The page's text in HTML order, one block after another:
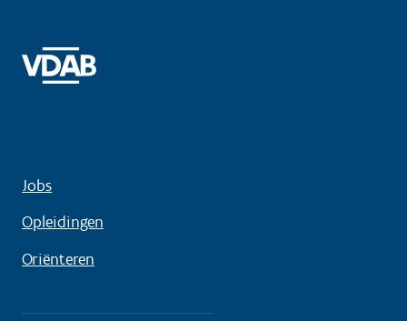
Jobs
Opleidingen
Oriënteren